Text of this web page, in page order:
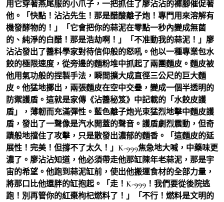
用它穿著燕尾服的小爪子，一把抓住了廖沾沾的褲腳催促著
他。「快點！沾沾先生！那是醋酸離子炮！專門用來溶解有
機發酵物的！」「它會把你的蒜泥在零點一秒內變成無菌
的、純淨的白醋！那是浩劫啊！」「不准動我的蒜泥！」廖
沾沾發出了醬料學家對待信仰般的怒吼。他以一種專業包水
餃的極限速度，從旁邊的麵粉堆中抓起了兩團麵皮。麵皮被
他用氣功般的捏製手法，瞬間擴大成直徑三公尺的巨大麵
皮。他猛地擲出，兩張麵皮在空中交疊，變成一個半透明的
防禦護盾。這就是家傳《沾醬秘笈》中記載的「水餃皮護
盾」，薄韌而充滿彈性。藍色離子炮光束猛烈地擊中麵皮護
盾，發出了一聲像是汽水開蓋的聲音。護盾劇烈震動，但奇
蹟般地擋住了攻擊，只是散發出濃郁的麵香。「這麵皮的延
展性！完美！但撐不了太久！」K-999焦急地大喊，中藥味更
濃了。廖沾沾知道，他必須帶走他那缸陳年老蒜泥，那是宇
宙的希望。他跑到蒜泥缸前，使出他搬運食材的全部力量，
將那口比他還胖的缸抱起。「走！K-999！我們要從後院逃
跑！別再管你的紅棗枸杞燃料了！」「不行！燃料是文明的